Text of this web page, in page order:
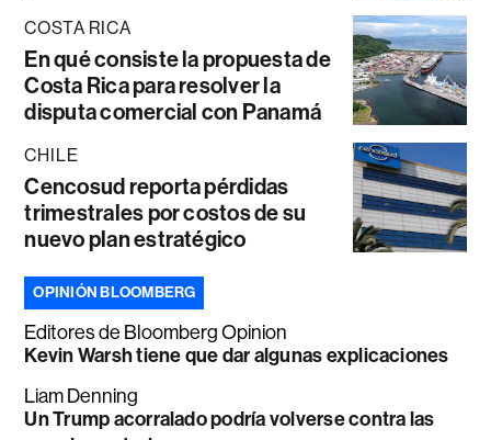
COSTA RICA
En qué consiste la propuesta de
Costa Rica para resolver la
disputa comercial con Panamá
CHILE
Cencosud reporta pérdidas
trimestrales por costos de su
nuevo plan estratégico
OPINIÓN BLOOMBERG
Editores de Bloomberg Opinion
Kevin Warsh tiene que dar algunas explicaciones
Liam Denning
Un Trump acorralado podría volverse contra las